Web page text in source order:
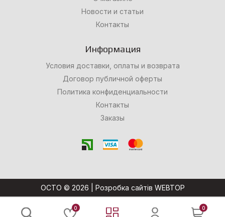
Новости и статьи
Контакты
Информация
Условия доставки, оплаты и возврата
Договор публичной оферты
Политика конфиденциальности
Контакты
Заказы
OCTO © 2026 | Розробка сайтів WEBTOP
0 0